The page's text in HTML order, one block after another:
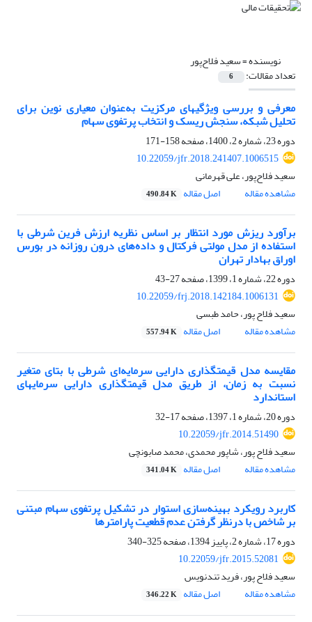
نویسنده =سعید فلاح‌پور
تعداد مقالات: 6
معرفی و بررسی ویژگی‎های مرکزیت به‌عنوان معیاری نوین برای
تحلیل شبکه، سنجش ریسک و انتخاب پرتفوی سهام
دوره 23، شماره 2، 1400، صفحه
158-171
10.22059/jfr.2018.241407.1006515
سعید فلاح‌پور، علی قهرمانی
مشاهده مقاله
اصل مقاله 490.84 K
برآورد ریزش مورد انتظار بر اساس نظریه ارزش فرین شرطی با
استفاده از مدل مولتی ‌فرکتال و داده‌های درون ‌روزانه در بورس
اوراق بهادار تهران
دوره 22، شماره 1، 1399، صفحه
27-43
10.22059/frj.2018.142184.1006131
سعید فلاح پور، حامد طبسی
مشاهده مقاله
اصل مقاله 557.94 K
مقایسه مدل قیمت‎گذاری دارایی سرمایه‌ای شرطی با بتای متغیر
نسبت به زمان، از طریق مدل قیمت‎گذاری دارایی سرمایه‎ای
استاندارد
دوره 20، شماره 1، 1397، صفحه
17-32
10.22059/jfr.2014.51490
سعید فلاح پور، شاپور محمدی، محمد صابونچی
مشاهده مقاله
اصل مقاله 341.04 K
کاربرد رویکرد بهینه‌سازی استوار در تشکیل پرتفوی سهام مبتنی
بر شاخص با درنظر گرفتن عدم قطعیت پارامتر‌ها
دوره 17، شماره 2، پاییز 1394، صفحه
325-340
10.22059/jfr.2015.52081
سعید فلاح پور، فرید تندنویس
مشاهده مقاله
اصل مقاله 346.22 K